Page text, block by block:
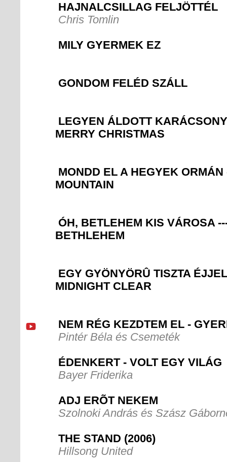
HAJNALCSILLAG FELJÖTTÉL
Chris Tomlin
MILY GYERMEK EZ
GONDOM FELÉD SZÁLL
LEGYEN ÁLDOTT
MERRY CHRISTMAS
MONDD EL A HEGYEK
MOUNTAIN
ÓH, BETLEHEM KIS VÁROSA
BETHLEHEM
EGY GYÖNYÖRÛ TISZTA
MIDNIGHT CLEAR
NEM RÉG KEZDTEM EL -
Pintér Béla és Csemeték
ÉDENKERT - VOLT EGY VILÁG
Bayer Friderika
ADJ ERÕT NEKEM
Szolnoki András és Szász
THE STAND (2006)
Hillsong United